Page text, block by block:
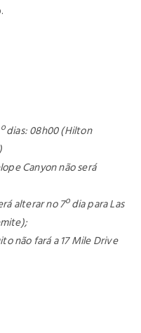
dias: 08h00 (Hilton
Canyon não será
alterar no 7º dia para Las
não fará a 17 Mile Drive